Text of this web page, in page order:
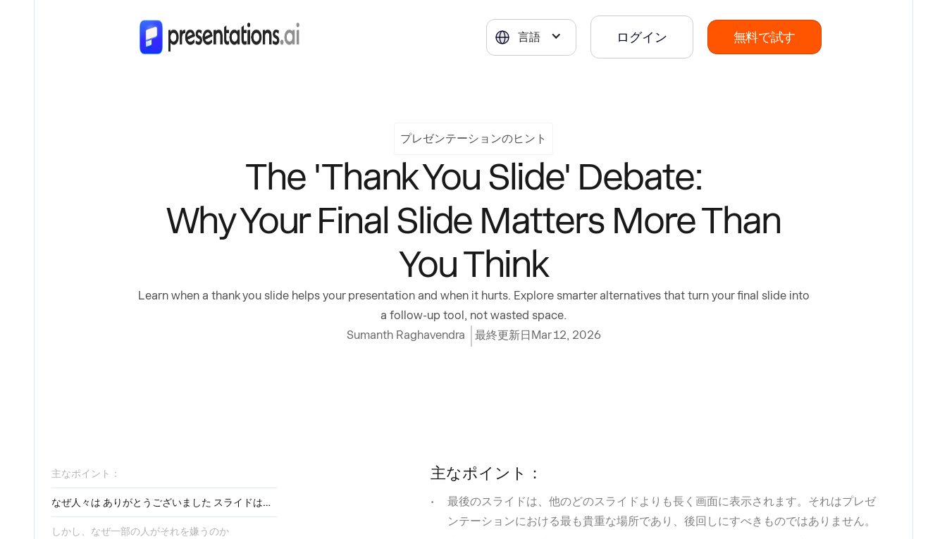
言語 ログイン 無料で試す
プレゼンテーションのヒント
The 'Thank You Slide' Debate:
Why Your Final Slide Matters More Than
You Think
Learn when a thank you slide helps your presentation and when it hurts. Explore smarter alternatives that turn your final slide into
a follow-up tool, not wasted space.
Sumanth Raghavendra
最終更新日 Mar 12, 2026
主なポイント：
なぜ人々は ありがとうございました スライドは重要です
しかし、なぜ一部の人がそれを嫌うのか
主なポイント：
最後のスライドは、他のどのスライドよりも長く画面に表示されます。それはプレゼ
ンテーションにおける最も貴重な場所であり、後回しにすべきものではありません。